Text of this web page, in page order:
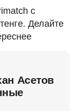
с
Делайте
Асетов